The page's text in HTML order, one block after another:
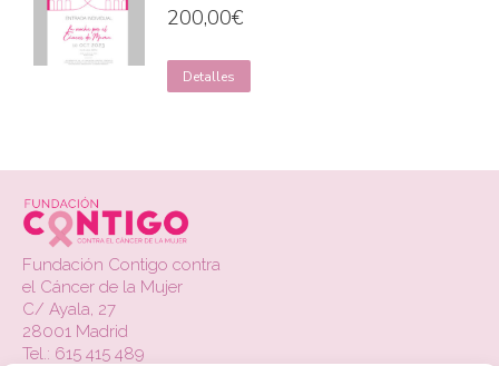
200,00€
Detalles
Fundación Contigo contra
el Cáncer de la Mujer
C/ Ayala, 27
28001 Madrid
Tel.: 615 415 489